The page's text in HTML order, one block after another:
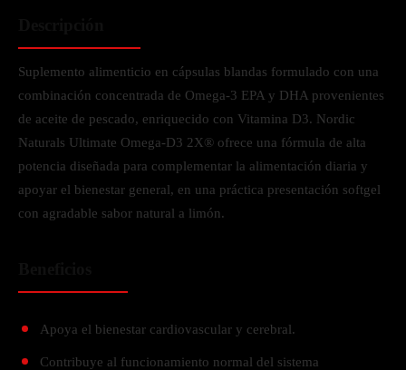
Suplemento alimenticio en cápsulas blandas formulado con una
combinación concentrada de Omega-3 EPA y DHA provenientes
de aceite de pescado, enriquecido con Vitamina D3. Nordic
Naturals Ultimate Omega-D3 2X® ofrece una fórmula de alta
potencia diseñada para complementar la alimentación diaria y
apoyar el bienestar general, en una práctica presentación softgel
con agradable sabor natural a limón.
Apoya el bienestar cardiovascular y cerebral.
Contribuye al funcionamiento normal del sistema